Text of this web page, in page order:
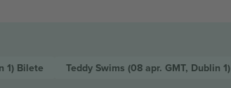
1) Bilete Teddy Swims (08 apr. GMT, Dublin 1)